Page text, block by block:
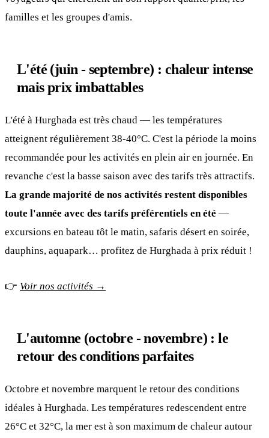
familles et les groupes d'amis.
L'été (juin - septembre) : chaleur intense
mais prix imbattables
L'été à Hurghada est très chaud — les températures
atteignent régulièrement 38-40°C. C'est la période la moins
recommandée pour les activités en plein air en journée. En
revanche c'est la basse saison avec des tarifs très attractifs.
La grande majorité de nos activités restent disponibles
toute l'année avec des tarifs préférentiels en été —
excursions en bateau tôt le matin, safaris désert en soirée,
dauphins, aquapark… profitez de Hurghada à prix réduit !
👉 Voir nos activités →
L'automne (octobre - novembre) : le
retour des conditions parfaites
Octobre et novembre marquent le retour des conditions
idéales à Hurghada. Les températures redescendent entre
26°C et 32°C, la mer est à son maximum de chaleur autour